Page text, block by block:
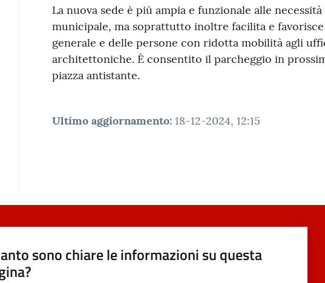
La nuova sede è più ampia e funzionale alle
municipale, ma soprattutto inoltre facilita e favorisce
generale e delle persone con ridotta mobilità agli
architettoniche. È consentito il parcheggio in
piazza antistante.
Ultimo aggiornamento: 18-12-2024, 12:15
sono chiare le informazioni su questa